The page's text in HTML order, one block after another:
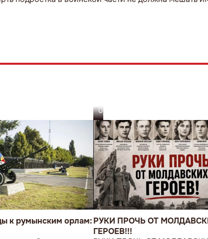
к румынским орлам:
05.08.26
РУКИ ПРОЧЬ ОТ
ГЕРОЕВ!!!